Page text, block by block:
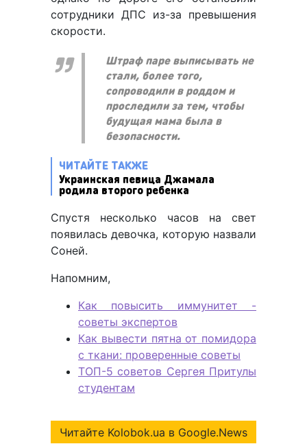
сотрудники ДПС из-за превышения
скорости.
Штраф паре выписывать не
стали, более того,
сопроводили в роддом и
проследили за тем, чтобы
будущая мама была в
безопасности.
ЧИТАЙТЕ ТАКЖЕ
Украинская певица Джамала
родила второго ребенка
Спустя несколько часов на свет
появилась девочка, которую назвали
Соней.
Напомним,
Как повысить иммунитет -
советы экспертов
Как вывести пятна от помидора
с ткани: проверенные советы
ТОП-5 советов Сергея Притулы
студентам
Читайте Kolobok.ua в Google.News